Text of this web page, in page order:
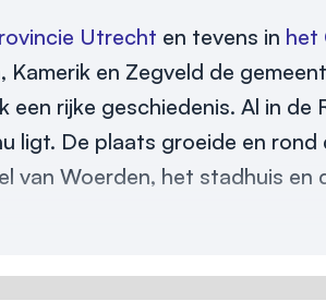
Utrecht en tevens in het
en Zegveld de
rijke geschiedenis. Al in de
ligt. De plaats groeide en
van Woerden, het stadhuis